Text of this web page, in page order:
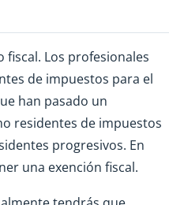
fiscal. Los profesionales
de impuestos para el
han pasado un
residentes de impuestos
progresivos. En
una exención fiscal.